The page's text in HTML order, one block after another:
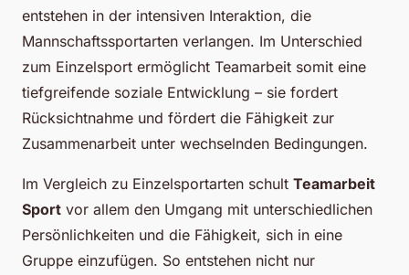
entstehen in der intensiven Interaktion, die
Mannschaftssportarten verlangen. Im Unterschied
zum Einzelsport ermöglicht Teamarbeit somit eine
tiefgreifende soziale Entwicklung – sie fordert
Rücksichtnahme und fördert die Fähigkeit zur
Zusammenarbeit unter wechselnden Bedingungen.
Im Vergleich zu Einzelsportarten schult Teamarbeit
Sport vor allem den Umgang mit unterschiedlichen
Persönlichkeiten und die Fähigkeit, sich in eine
Gruppe einzufügen. So entstehen nicht nur